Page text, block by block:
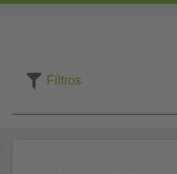
Filtros